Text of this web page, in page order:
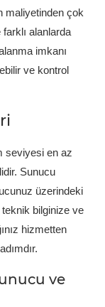
maliyetinden çok
alanlarda
imkanı
ve kontrol
seviyesi en az
Sunucu
üzerindeki
teknik bilginize ve
hizmetten
ve